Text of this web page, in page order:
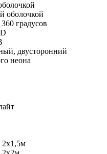
оболочкой
градусов
двусторонний
неона
2х1,5м